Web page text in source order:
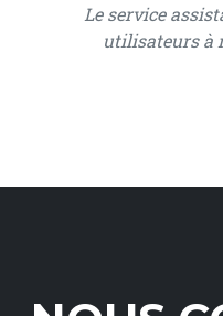
Le service
utilisateurs à